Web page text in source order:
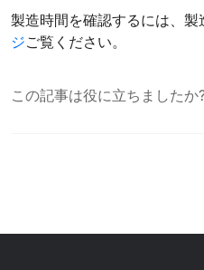
製造時間を確認するには、製
ジご覧ください。
この記事は役に立ちましたか